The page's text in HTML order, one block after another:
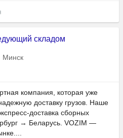
складом
Минск
компания, которая уже
доставку грузов. Наше
доставка сборных
→ Беларусь. VOZIM —